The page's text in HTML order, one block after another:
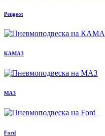
Peugeot
КАМАЗ
МАЗ
Ford